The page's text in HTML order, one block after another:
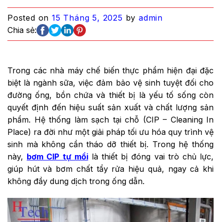
Posted on15 Tháng 5, 2025 byadmin
Chia sẻ:
Trong các nhà máy chế biến thực phẩm hiện đại đặc
biệt là ngành sữa, việc đảm bảo vệ sinh tuyệt đối cho
đường ống, bồn chứa và thiết bị là yếu tố sống còn
quyết định đến hiệu suất sản xuất và chất lượng sản
phẩm. Hệ thống làm sạch tại chỗ (CIP – Cleaning In
Place) ra đời như một giải pháp tối ưu hóa quy trình vệ
sinh mà không cần tháo dỡ thiết bị. Trong hệ thống
này, bơm CIP tự mồilà thiết bị đóng vai trò chủ lực,
giúp hút và bơm chất tẩy rửa hiệu quả, ngay cả khi
không đầy dung dịch trong ống dẫn.